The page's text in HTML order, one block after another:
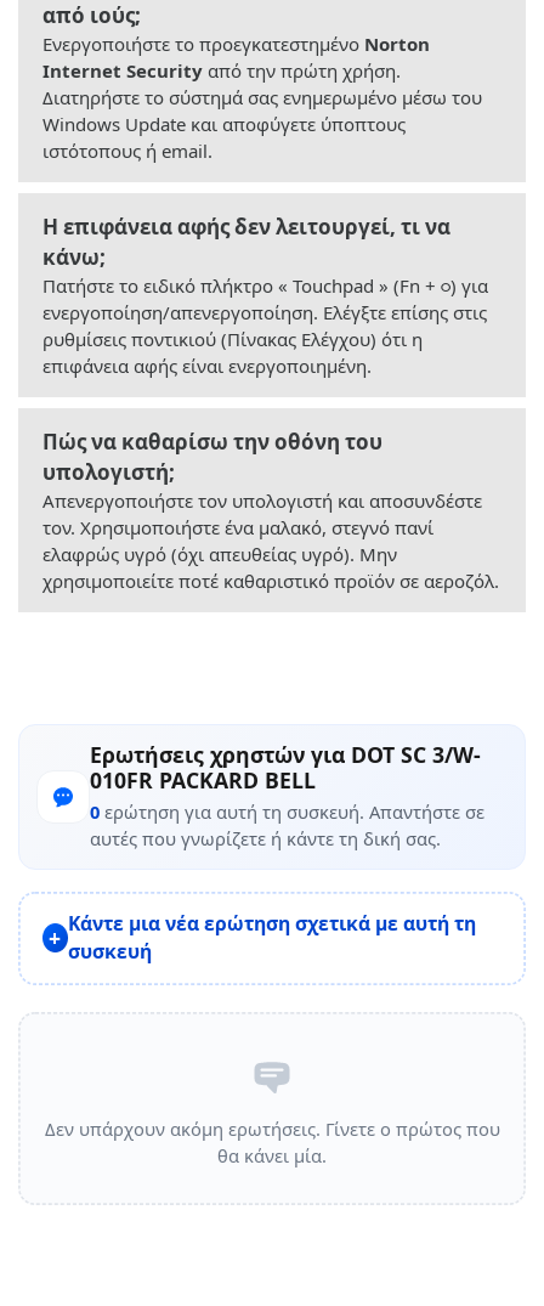
από ιούς;
Ενεργοποιήστε το προεγκατεστημένο Norton
Internet Security από την πρώτη χρήση.
Διατηρήστε το σύστημά σας ενημερωμένο μέσω του
Windows Update και αποφύγετε ύποπτους
ιστότοπους ή email.
Η επιφάνεια αφής δεν λειτουργεί, τι να
κάνω;
Πατήστε το ειδικό πλήκτρο « Touchpad » (Fn + ○) για
ενεργοποίηση/απενεργοποίηση. Ελέγξτε επίσης στις
ρυθμίσεις ποντικιού (Πίνακας Ελέγχου) ότι η
επιφάνεια αφής είναι ενεργοποιημένη.
Πώς να καθαρίσω την οθόνη του
υπολογιστή;
Απενεργοποιήστε τον υπολογιστή και αποσυνδέστε
τον. Χρησιμοποιήστε ένα μαλακό, στεγνό πανί
ελαφρώς υγρό (όχι απευθείας υγρό). Μην
χρησιμοποιείτε ποτέ καθαριστικό προϊόν σε αεροζόλ.
Ερωτήσεις χρηστών για DOT SC 3/W-
010FR PACKARD BELL
0 ερώτηση για αυτή τη συσκευή. Απαντήστε σε
αυτές που γνωρίζετε ή κάντε τη δική σας.
Κάντε μια νέα ερώτηση σχετικά με αυτή τη
συσκευή
Δεν υπάρχουν ακόμη ερωτήσεις. Γίνετε ο πρώτος που
θα κάνει μία.